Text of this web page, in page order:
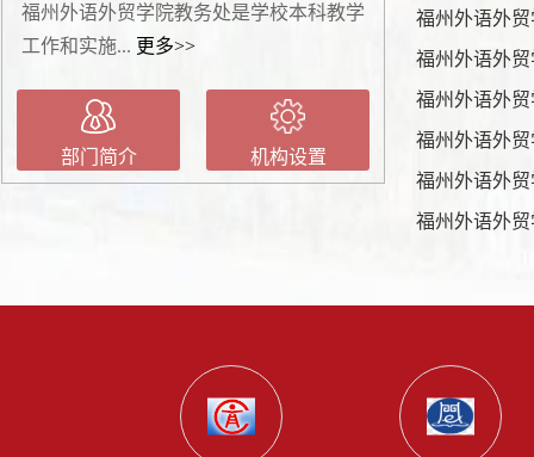
福州外语外贸学院教务处是学校本科教学
工作和实施... 更多>>
部门简介 机构设置
福州外语外
福州外语外
福州外语外
福州外语外
福州外语外
福州外语外